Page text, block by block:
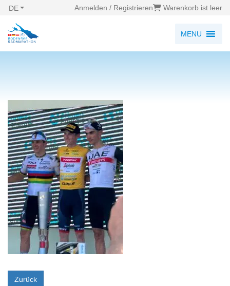
DE Anmelden / Registrieren Warenkorb ist leer
MENU
Zurück